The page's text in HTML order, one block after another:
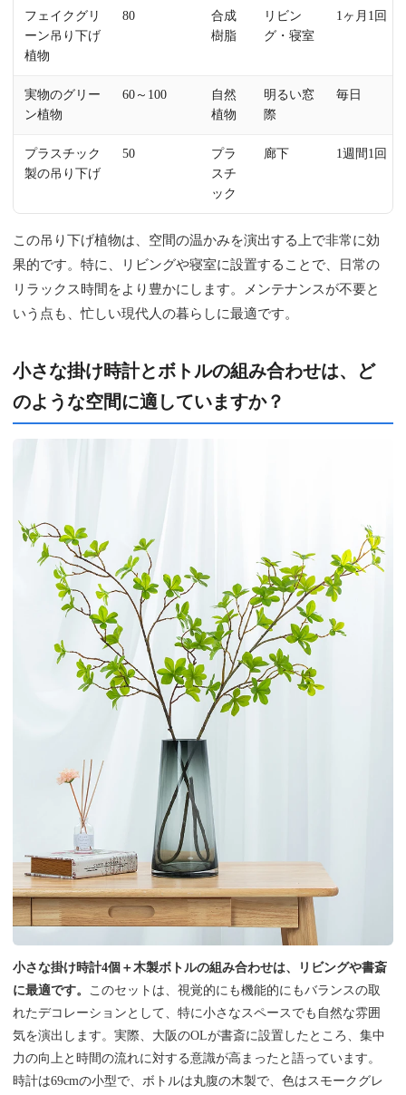
フェイクグリ
ーン吊り下げ
植物
80
合成
樹脂
リビン
グ・寝室
1ヶ月1回
実物のグリー
ン植物
60～100
自然
植物
明るい窓
際
毎日
プラスチック
製の吊り下げ
50
プラ
スチ
ック
廊下 1週間1回
この吊り下げ植物は、空間の温かみを演出する上で非常に効
果的です。特に、リビングや寝室に設置することで、日常の
リラックス時間をより豊かにします。メンテナンスが不要と
いう点も、忙しい現代人の暮らしに最適です。
小さな掛け時計とボトルの組み合わせは、ど
のような空間に適していますか？
小さな掛け時計4個＋木製ボトルの組み合わせは、リビングや書斎
に最適です。
このセットは、視覚的にも機能的にもバランスの取
れたデコレーションとして、特に小さなスペースでも自然な雰囲
気を演出します。実際、大阪のOLが書斎に設置したところ、集中
力の向上と時間の流れに対する意識が高まったと語っています。
時計は69cmの小型で、ボトルは丸腹の木製で、色はスモークグレ